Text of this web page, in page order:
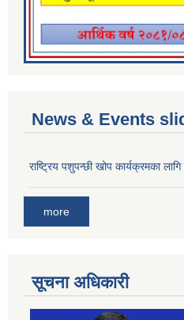
News & Events
राष्ट्रिय पशुपन्छी खोप कार्यक्रमका
more
सूचना अधिकारी